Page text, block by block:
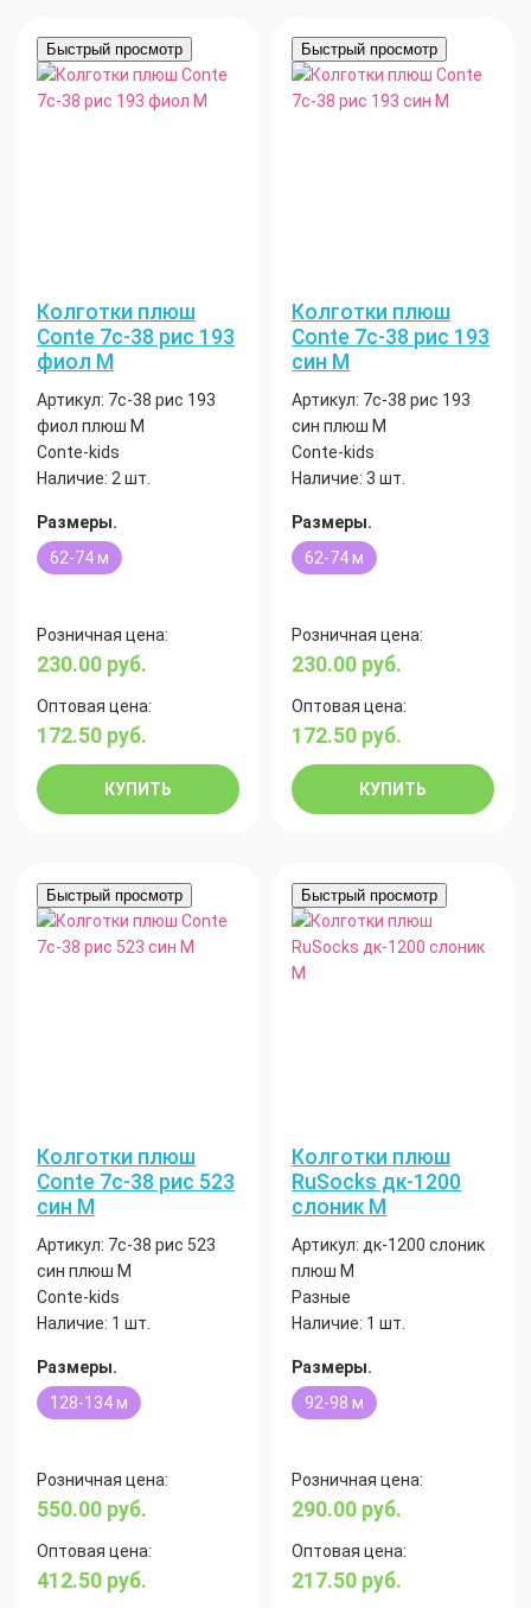
Быстрый просмотр
Колготки плюш
Conte 7с-38 рис 193
фиол М
Артикул: 7с-38 рис 193
фиол плюш М
Conte-kids
Наличие: 2 шт.
Размеры.
62-74 м
Розничная цена:
230.00 руб.
Оптовая цена:
172.50 руб.
КУПИТЬ
Быстрый просмотр
Колготки плюш
Conte 7с-38 рис 193
син М
Артикул: 7с-38 рис 193
син плюш М
Conte-kids
Наличие: 3 шт.
Размеры.
62-74 м
Розничная цена:
230.00 руб.
Оптовая цена:
172.50 руб.
КУПИТЬ
Быстрый просмотр
Колготки плюш
Conte 7с-38 рис 523
син М
Артикул: 7с-38 рис 523
син плюш М
Conte-kids
Наличие: 1 шт.
Размеры.
128-134 м
Розничная цена:
550.00 руб.
Оптовая цена:
412.50 руб.
Быстрый просмотр
Колготки плюш
RuSocks дк-1200
слоник М
Артикул: дк-1200 слоник
плюш М
Разные
Наличие: 1 шт.
Размеры.
92-98 м
Розничная цена:
290.00 руб.
Оптовая цена:
217.50 руб.